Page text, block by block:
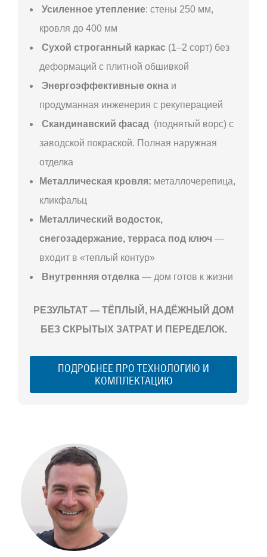
Усиленное утепление: стены 250 мм,
кровля до 400 мм
Сухой строганный каркас (1–2 сорт) без
деформаций с плитной обшивкой
Энергоэффективные окна и
продуманная инженерия с рекуперацией
Скандинавский фасад (поднятый ворс) с
заводской покраской. Полная наружная
отделка
Металлическая кровля: металлочерепица,
кликфальц
Металлический водосток,
снегозадержание, терраса под ключ —
входит в «теплый контур»
Внутренняя отделка — дом готов к жизни
РЕЗУЛЬТАТ — ТЁПЛЫЙ, НАДЁЖНЫЙ ДОМ
БЕЗ СКРЫТЫХ ЗАТРАТ И ПЕРЕДЕЛОК.
ПОДРОБНЕЕ ПРО ТЕХНОЛОГИЮ И
КОМПЛЕКТАЦИЮ